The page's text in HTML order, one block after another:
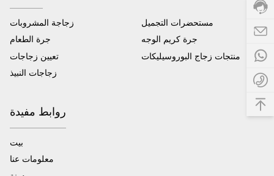
زجاجة المشروبات
جرة الطعام
تعيين زجاجات
زجاجات النبيذ
مستحضرات التجميل
جرة كريم الوجه
منتجات زجاج البوروسيليكات
روابط مفيدة
بيت
معلومات عنا